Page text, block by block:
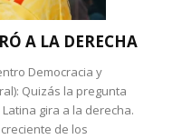
A LA DERECHA
Democracia y
Quizás la pregunta
gira a la derecha.
de los